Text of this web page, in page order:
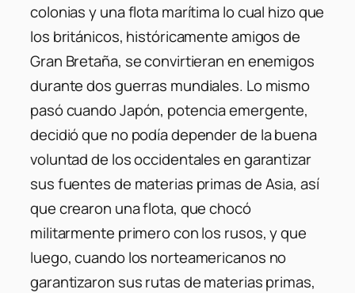
colonias y una flota marítima lo cual hizo que
los británicos, históricamente amigos de
Gran Bretaña, se convirtieran en enemigos
durante dos guerras mundiales. Lo mismo
pasó cuando Japón, potencia emergente,
decidió que no podía depender de la buena
voluntad de los occidentales en garantizar
sus fuentes de materias primas de Asia, así
que crearon una flota, que chocó
militarmente primero con los rusos, y que
luego, cuando los norteamericanos no
garantizaron sus rutas de materias primas,